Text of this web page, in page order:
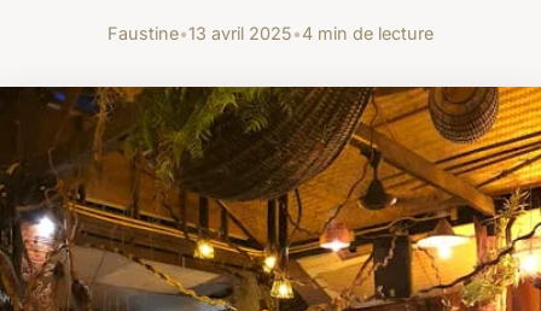
Faustine•13 avril 2025•4 min de lecture